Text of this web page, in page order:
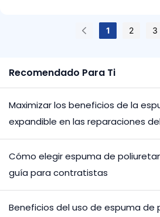
1 2 3
Recomendado Para Ti
Maximizar los beneficios de la
expandible en las reparaciones
Cómo elegir espuma de
guía para contratistas
Beneficios del uso de espuma de